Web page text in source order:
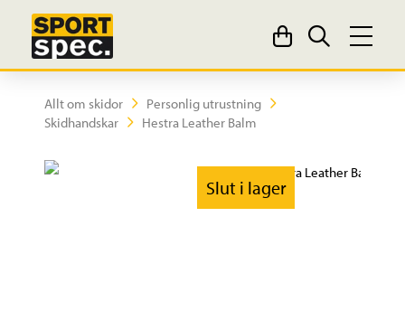
Allt om skidor
Personlig utrustning
Skidhandskar
Hestra Leather Balm
Slut i lager